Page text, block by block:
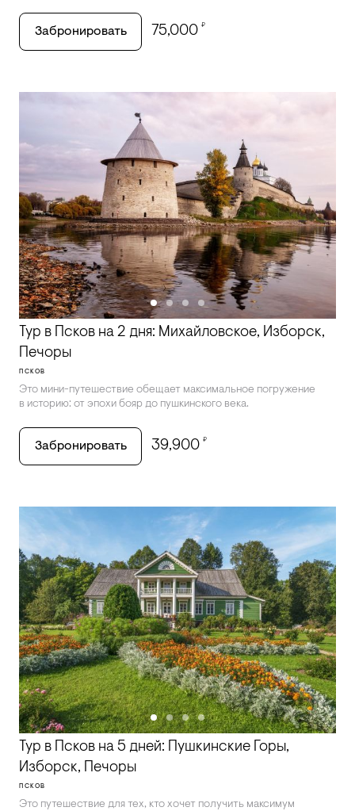
Забронировать 75,000 ₽
Тур в Псков на 2 дня: Михайловское, Изборск,
Печоры
ПСКОВ
Это мини-путешествие обещает максимальное погружение
в историю: от эпохи бояр до пушкинского века.
Забронировать 39,900 ₽
Тур в Псков на 5 дней: Пушкинские Горы,
Изборск, Печоры
ПСКОВ
Это путешествие для тех, кто хочет получить максимум